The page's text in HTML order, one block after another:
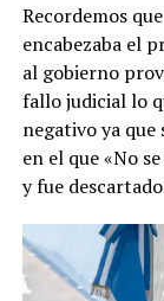
Recordemos
encabezaba el
al gobierno
fallo judicial lo
negativo ya que
en el que «No
y fue